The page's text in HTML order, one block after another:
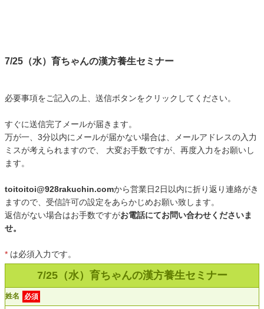
7/25（水）育ちゃんの漢方養生セミナー
必要事項をご記入の上、送信ボタンをクリックしてください。
すぐに送信完了メールが届きます。
万が一、3分以内にメールが届かない場合は、メールアドレスの入力
ミスが考えられますので、 大変お手数ですが、再度入力をお願いし
ます。
toitoitoi@928rakuchin.comから営業日2日以内に折り返り連絡がき
ますので、受信許可の設定をあらかじめお願い致します。
返信がない場合はお手数ですがお電話にてお問い合わせくださいま
せ。
* は必須入力です。
7/25（水）育ちゃんの漢方養生セミナー
姓名 必須